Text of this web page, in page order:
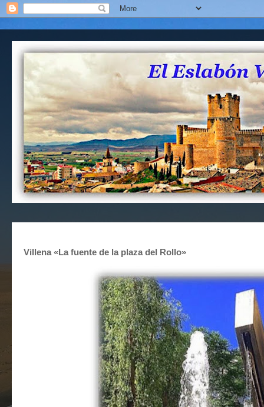
Villena «La fuente de la plaza del Rollo»